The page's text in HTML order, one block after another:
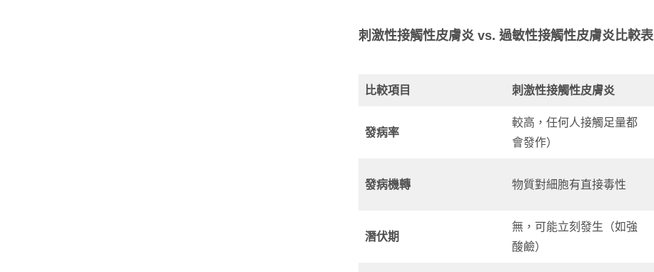
刺激性接觸性皮膚炎 vs. 過敏性接觸性皮膚炎比較表
比較項目 刺激性接觸性皮膚炎
發病率
較高，任何人接觸足量都
會發作）
發病機轉 物質對細胞有直接毒性
潛伏期
無，可能立刻發生（如強
酸鹼）